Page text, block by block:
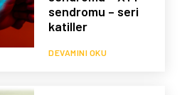
sendromu – seri
katiller
DEVAMINI OKU